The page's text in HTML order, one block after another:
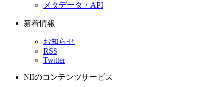
メタデータ・API
新着情報
お知らせ
RSS
Twitter
NIIのコンテンツサービス